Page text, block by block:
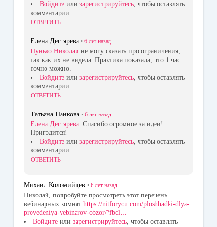
Войдите или зарегистрируйтесь, чтобы оставлять
комментарии
ОТВЕТИТЬ
Елена Дегтярева • 6 лет назад
Пунько Николай не могу сказать про ограничения,
так как их не видела. Практика показала, что 1 час
точно можно.
Войдите или зарегистрируйтесь , чтобы оставлять
комментарии
ОТВЕТИТЬ
Татьяна Панкова • 6 лет назад
Елена Дегтярева Спасибо огромное за идеи!
Пригодится!
Войдите или зарегистрируйтесь, чтобы оставлять
комментарии
ОТВЕТИТЬ
Михаил Коломийцев • 6 лет назад
Николай, попробуйте просмотреть этот перечень
вебинарных комнат https://nitforyou.com/ploshhadki-dlya-
provedeniya-vebinarov-obzor/?fbcl…
Войдите или зарегистрируйтесь , чтобы оставлять